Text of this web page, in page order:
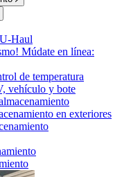
U-Haul
Múdate en línea:
de temperatura
vehículo y bote
en exteriores